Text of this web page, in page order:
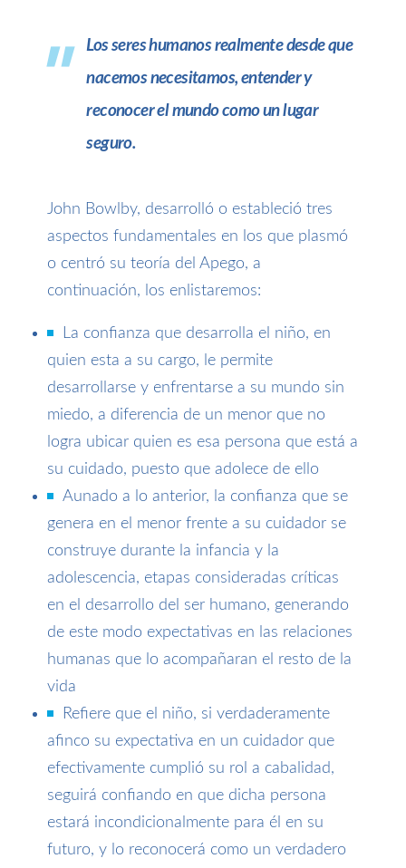
Los seres humanos realmente desde que
nacemos necesitamos, entender y
reconocer el mundo como un lugar
seguro.
John Bowlby, desarroll ó o estableció tres
aspectos fundamentales en los que plasmó
o centró su teoría del Apego, a
continuación, los enlistaremos:
La confianza que desarrolla el niño, en
quien esta a su cargo, le permite
desarrollarse y enfrentarse a su mundo sin
miedo, a diferencia de un menor que no
logra ubicar quien es esa persona que está a
su cuidado, puesto que adolece de ello
Aunado a lo anterior, la confianza que se
genera en el menor frente a su cuidador se
construye durante la infancia y la
adolescencia, etapas consideradas críticas
en el desarrollo del ser humano, generando
de este modo expectativas en las relaciones
humanas que lo acompañaran el resto de la
vida
Refiere que el niño, si verdaderamente
afinco su expectativa en un cuidador que
efectivamente cumplió su rol a cabalidad,
seguirá confiando en que dicha persona
estará incondicionalmente para él en su
futuro, y lo reconocerá como un verdadero